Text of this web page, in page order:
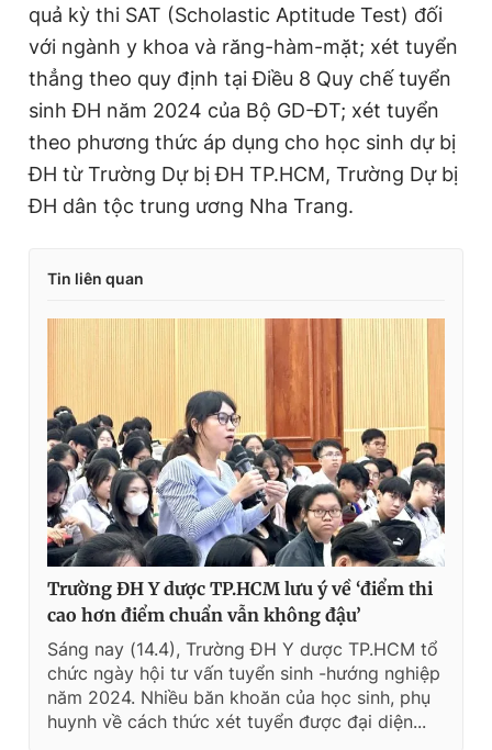
quả kỳ thi SAT (Scholastic Aptitude Test) đối
với ngành y khoa và răng-hàm-mặt; xét tuyển
thẳng theo quy định tại Điều 8 Quy chế tuyển
sinh ĐH năm 2024 của Bộ GD-ĐT; xét tuyển
theo phương thức áp dụng cho học sinh dự bị
ĐH từ Trường Dự bị ĐH TP.HCM, Trường Dự bị
ĐH dân tộc trung ương Nha Trang.
Tin liên quan
Trường ĐH Y dược TP.HCM lưu ý về ‘điểm thi
cao hơn điểm chuẩn vẫn không đậu’
Sáng nay (14.4), Trường ĐH Y dược TP.HCM tổ
chức ngày hội tư vấn tuyển sinh -hướng nghiệp
năm 2024. Nhiều băn khoăn của học sinh, phụ
huynh về cách thức xét tuyển được đại diện...